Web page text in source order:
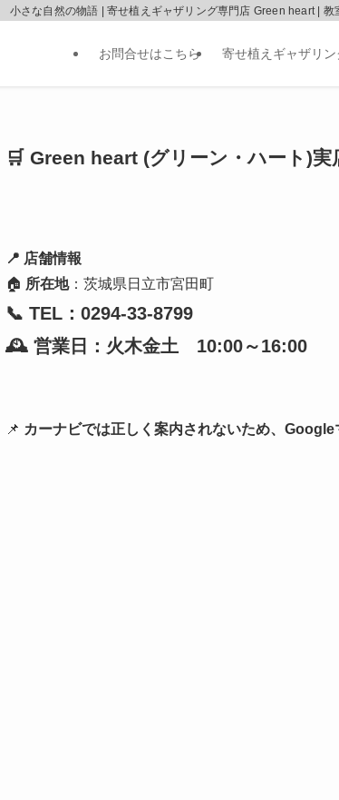
さな自然の物語 | 寄せ植えギャザリング専門店 Green heart | 教
お問合せはこちら 寄せ植えギャザリ
🛒 Green heart (グリーン・ハート)実
📍 店舗情報
🏠 所在地：茨城県日立市宮田町
📞 TEL：0294-33-8799
🕰 営業日：火木金土 10:00～16:00
📌 カーナビでは正しく案内されないため、Google